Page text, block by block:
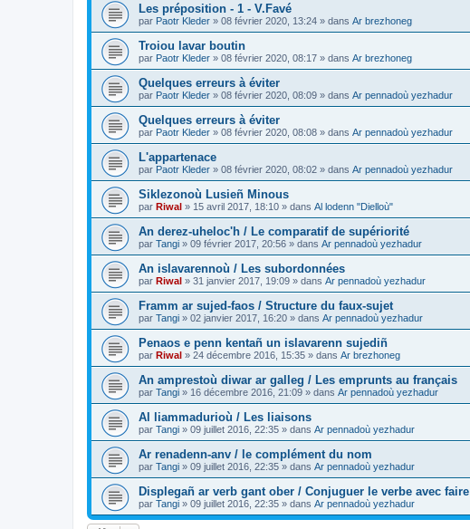
Les préposition - 1 - V.Favé
par Paotr Kleder » 08 février 2020, 13:24 » dans Ar brezhoneg
Troiou lavar boutin
par Paotr Kleder » 08 février 2020, 08:17 » dans Ar brezhoneg
Quelques erreurs à éviter
par Paotr Kleder » 08 février 2020, 08:09 » dans Ar pennadoù yezhadur
Quelques erreurs à éviter
par Paotr Kleder » 08 février 2020, 08:08 » dans Ar pennadoù yezhadur
L'appartenace
par Paotr Kleder » 08 février 2020, 08:02 » dans Ar pennadoù yezhadur
Siklezonoù Lusieñ Minous
par Riwal » 15 avril 2017, 18:10 » dans Al lodenn "Dielloù"
An derez-uheloc'h / Le comparatif de supériorité
par Tangi » 09 février 2017, 20:56 » dans Ar pennadoù yezhadur
An islavarennoù / Les subordonnées
par Riwal » 31 janvier 2017, 19:09 » dans Ar pennadoù yezhadur
Framm ar sujed-faos / Structure du faux-sujet
par Tangi » 02 janvier 2017, 16:20 » dans Ar pennadoù yezhadur
Penaos e penn kentañ un islavarenn sujediñ
par Riwal » 24 décembre 2016, 15:35 » dans Ar brezhoneg
An amprestoù diwar ar galleg / Les emprunts au français
par Tangi » 16 décembre 2016, 21:09 » dans Ar pennadoù yezhadur
Al liammadurioù / Les liaisons
par Tangi » 09 juillet 2016, 22:35 » dans Ar pennadoù yezhadur
Ar renadenn-anv / le complément du nom
par Tangi » 09 juillet 2016, 22:35 » dans Ar pennadoù yezhadur
Displegañ ar verb gant ober / Conjuguer le verbe avec faire
par Tangi » 09 juillet 2016, 22:35 » dans Ar pennadoù yezhadur